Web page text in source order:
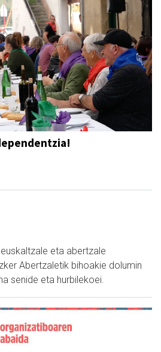
eta abertzale
Abertzaletik bihoakie dolumin
senide eta hurbilekoei.